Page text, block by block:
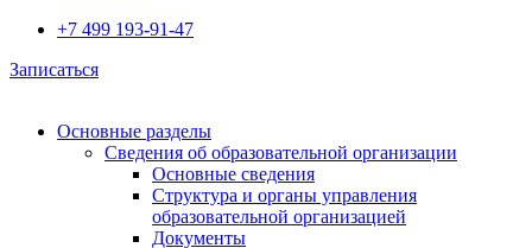
+7 499 193-91-47
Записаться
Основные разделы
Сведения об образовательной организации
Основные сведения
Структура и органы управления
образовательной организацией
Документы